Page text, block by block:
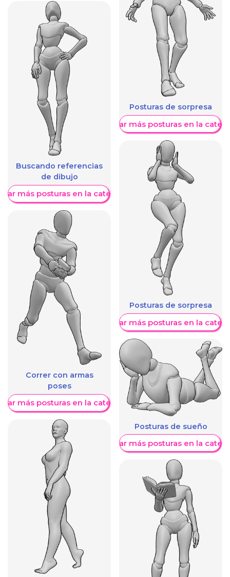
Buscando referencias
de dibujo
más posturas en la categoría
Correr con armas
poses
más posturas en la categoría
Posturas de sorpresa
Mostrar más posturas en la
Posturas de sorpresa
Mostrar más posturas en la
Posturas de sueño
Mostrar más posturas en la